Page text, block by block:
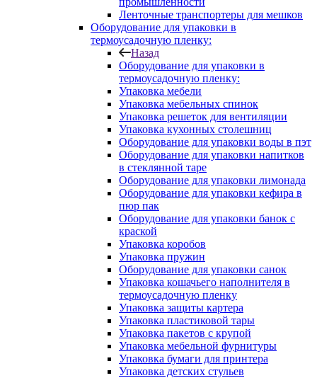
Ленточные транспортеры для мешков
Оборудование для упаковки в
термоусадочную пленку:
Назад
Оборудование для упаковки в
термоусадочную пленку:
Упаковка мебели
Упаковка мебельных спинок
Упаковка решеток для вентиляции
Упаковка кухонных столешниц
Оборудование для упаковки воды в пэт
Оборудование для упаковки напитков
в стеклянной таре
Оборудование для упаковки лимонада
Оборудование для упаковки кефира в
пюр пак
Оборудование для упаковки банок с
краской
Упаковка коробов
Упаковка пружин
Оборудование для упаковки санок
Упаковка кошачьего наполнителя в
термоусадочную пленку
Упаковка защиты картера
Упаковка пластиковой тары
Упаковка пакетов с крупой
Упаковка мебельной фурнитуры
Упаковка бумаги для принтера
Упаковка детских стульев